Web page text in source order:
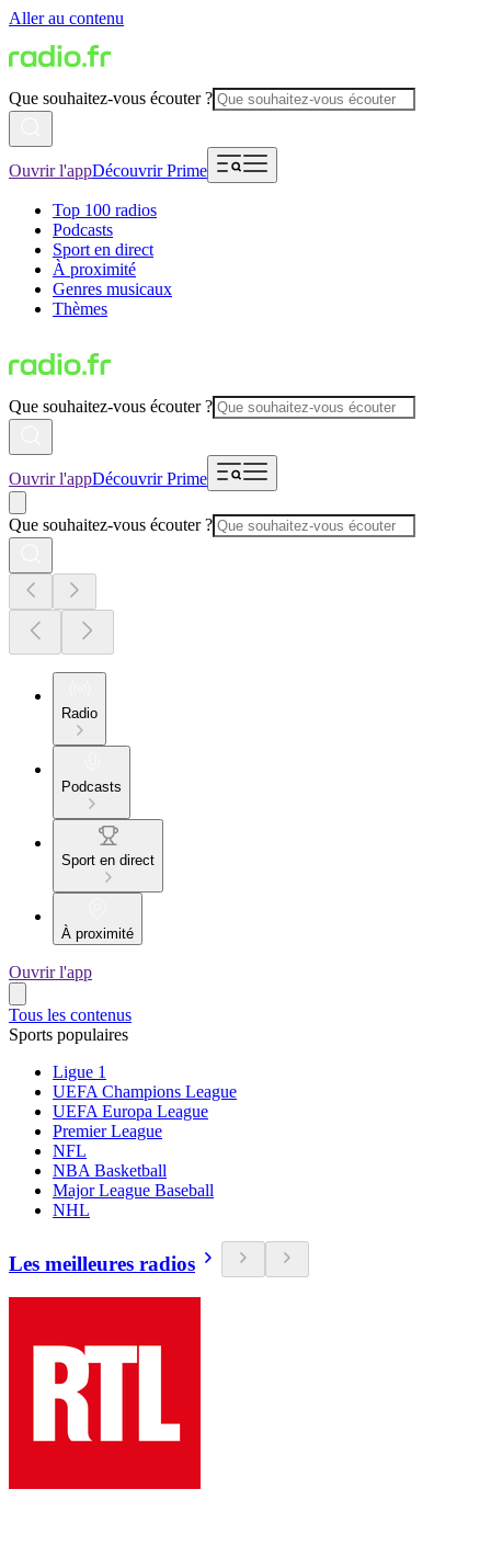
Aller au contenu
Que souhaitez-vous écouter ?
Ouvrir l'appDécouvrir Prime
Top 100 radios
Podcasts
Sport en direct
À proximité
Genres musicaux
Thèmes
Que souhaitez-vous écouter ?
Ouvrir l'appDécouvrir Prime
Que souhaitez-vous écouter ?
Radio
Podcasts
Sport en direct
À proximité
Ouvrir l'app
Tous les contenus
Sports populaires
Ligue 1
UEFA Champions League
UEFA Europa League
Premier League
NFL
NBA Basketball
Major League Baseball
NHL
Les meilleures radios